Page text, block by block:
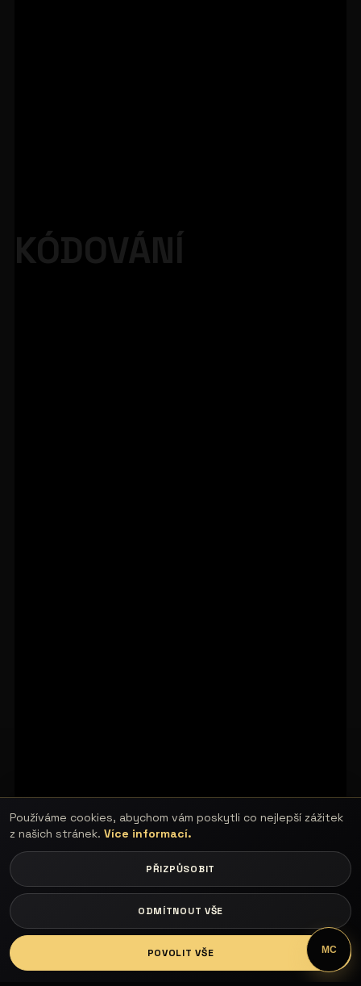
LOGIN
KÓDOVÁNÍ
Používáme cookies, abychom vám poskytli co nejlepší zážitek
z našich stránek. Více informací.
PŘIZPŮSOBIT
ODMÍTNOUT VŠE
POVOLIT VŠE MC